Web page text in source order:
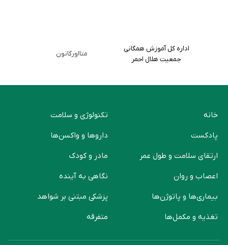
اداره کل آموزش همگانی
جمعیت هلال احمر
متااورگانون
خانه
پادکست
ارتقای سلامت و طول عمر
اعصاب و روان
بیماری‌ها و پاتوژن‌ها
تغذیه و مکمل‌ها
تکنولوژی و سلامت
دارو‌ها و واکسن‌ها
مادر و کودک
نگاهی به آینده
پزشکی مبتنی بر شواهد
متفرقه